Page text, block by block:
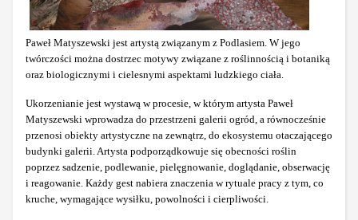
Paweł Matyszewski jest artystą związanym z Podlasiem. W jego
twórczości można dostrzec motywy związane z roślinnością i botaniką
oraz biologicznymi i cielesnymi aspektami ludzkiego ciała.
Ukorzenianie jest wystawą w procesie, w którym artysta Paweł
Matyszewski wprowadza do przestrzeni galerii ogród, a równocześnie
przenosi obiekty artystyczne na zewnątrz, do ekosystemu otaczającego
budynki galerii. Artysta podporządkowuje się obecności roślin
poprzez sadzenie, podlewanie, pielęgnowanie, doglądanie, obserwację
i reagowanie. Każdy gest nabiera znaczenia w rytuale pracy z tym, co
kruche, wymagające wysiłku, powolności i cierpliwości.